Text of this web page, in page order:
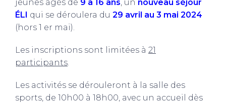
jeunes âgés de 9 à 16 ans, un nouveau séjour
ÉLI qui se déroulera du 29 avril au 3 mai 2024
(hors 1 er mai).
Les inscriptions sont limitées à 21
participants.
Les activités se dérouleront à la salle des
sports, de 10h00 à 18h00, avec un accueil dès